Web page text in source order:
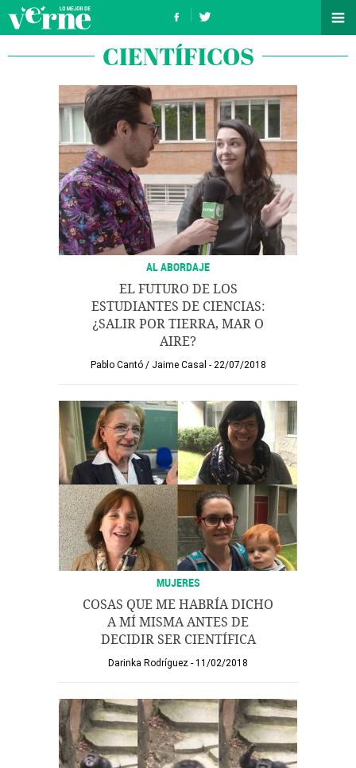
CIENTÍFICOS
AL ABORDAJE
EL FUTURO DE LOS
ESTUDIANTES DE CIENCIAS:
¿SALIR POR TIERRA, MAR O
AIRE?
Pablo Cantó/ Jaime Casal 22/07/2018
MUJERES
COSAS QUE ME HABRÍA DICHO
A MÍ MISMA ANTES DE
DECIDIR SER CIENTÍFICA
Darinka Rodríguez 11/02/2018